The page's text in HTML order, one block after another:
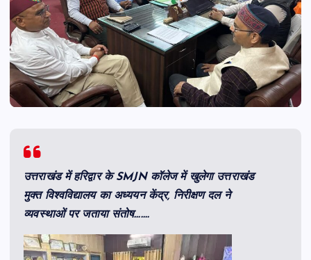
उत्तराखंड में हरिद्वार के SMJN कॉलेज में खुलेगा उत्तराखंड
मुक्त विश्वविद्यालय का अध्ययन केंद्र, निरीक्षण दल ने
व्यवस्थाओं पर जताया संतोष…….